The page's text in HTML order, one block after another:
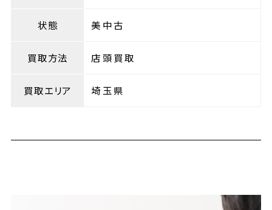
状態 美中古
買取方法 店頭買取
買取エリア 埼玉県